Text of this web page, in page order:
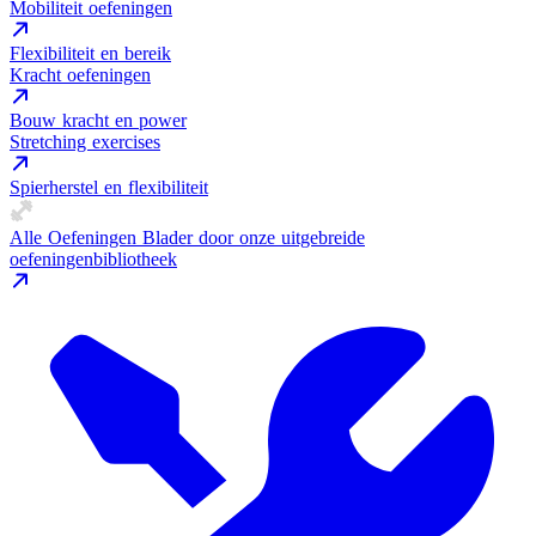
Mobiliteit oefeningen
Flexibiliteit en bereik
Kracht oefeningen
Bouw kracht en power
Stretching exercises
Spierherstel en flexibiliteit
Alle Oefeningen Blader door onze uitgebreide
oefeningenbibliotheek